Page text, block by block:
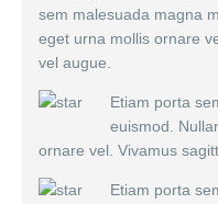
sem malesuada magna
eget urna mollis ornare
vel augue.
Etiam porta
euismod.
ornare vel. Vivamus
Etiam porta